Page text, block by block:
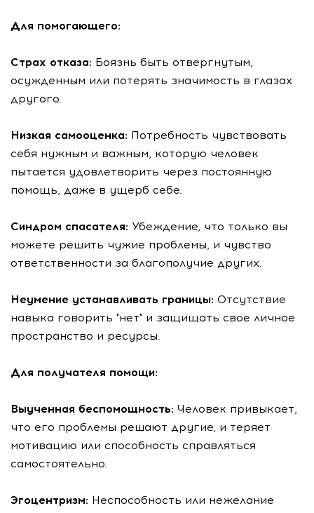
Для помогающего:
Страх отказа: Боязнь быть отвергнутым,
осужденным или потерять значимость в глазах
другого.
Низкая самооценка: Потребность чувствовать
себя нужным и важным, которую человек
пытается удовлетворить через постоянную
помощь, даже в ущерб себе.
Синдром спасателя: Убеждение, что только вы
можете решить чужие проблемы, и чувство
ответственности за благополучие других.
Неумение устанавливать границы: Отсутствие
навыка говорить "нет" и защищать свое личное
пространство и ресурсы.
Для получателя помощи:
Выученная беспомощность: Человек привыкает,
что его проблемы решают другие, и теряет
мотивацию или способность справляться
самостоятельно.
Эгоцентризм: Неспособность или нежелание